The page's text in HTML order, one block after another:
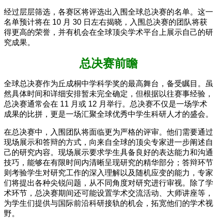
经过层层筛选，各赛区将评选出入围全球总决赛的名单。这一
名单预计将在 10 月 30 日左右揭晓，入围总决赛的团队将获
得更高的荣誉，并有机会在全球顶尖学术平台上展示自己的研
究成果。
总决赛前瞻
全球总决赛作为丘成桐中学科学奖的最高舞台，备受瞩目。虽
然具体时间和详细安排暂未完全确定，但根据以往赛事经验，
总决赛通常会在 11 月或 12 月举行。总决赛不仅是一场学术
成果的比拼，更是一场汇聚全球优秀中学生科研人才的盛会。
在总决赛中，入围团队将面临更为严格的评审。他们需要通过
现场展示和答辩的方式，向来自全球的顶尖专家进一步阐述自
己的研究内容。现场展示要求学生具备良好的表达能力和沟通
技巧，能够在有限时间内清晰呈现研究的精华部分；答辩环节
则考验学生对研究工作的深入理解以及随机应变的能力，专家
们将提出各种尖锐问题，从不同角度对研究进行审视。除了学
术环节，总决赛期间还可能设置学术交流活动、大师讲座等，
为学生们提供与国际前沿科研接轨的机会，拓宽他们的学术视
野。